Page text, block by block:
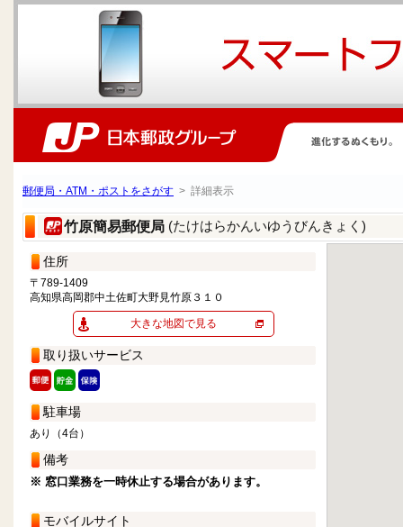
郵便局・ATM・ポストをさがす > 詳細表示
竹原簡易郵便局 (たけはらかんいゆうびんきょく)
住所
〒789-1409
高知県高岡郡中土佐町大野見竹原３１０
大きな地図で見る
取り扱いサービス
駐車場
あり（4台）
備考
※ 窓口業務を一時休止する場合があります。
モバイルサイト